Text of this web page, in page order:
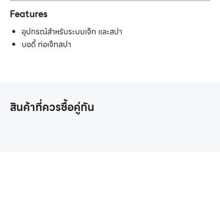
Features
อุปกรณ์สำหรับระบบเจ็ท และสปา
บอดี้ ท่อเจ็ทสปา
สินค้าที่ควรซื้อคู่กัน